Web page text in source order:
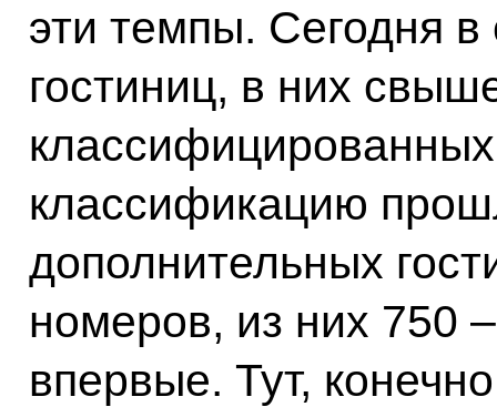
эти темпы. Сегодня
гостиниц, в них
классификацию
дополнительных
номеров, из них 750
впервые. Тут,